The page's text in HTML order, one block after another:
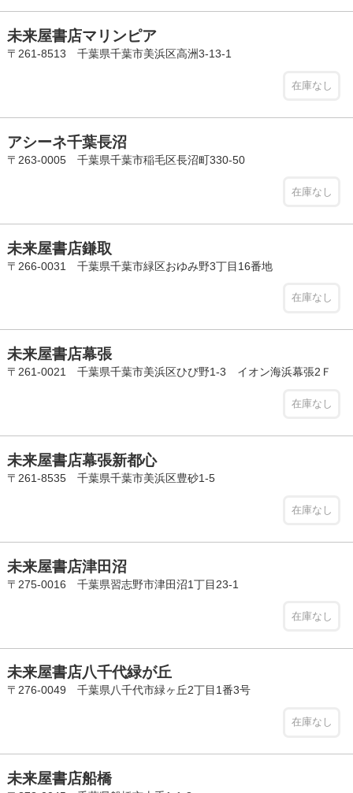
未来屋書店マリンピア
〒261-8513 千葉県千葉市美浜区高洲3-13-1
在庫なし
アシーネ千葉長沼
〒263-0005 千葉県千葉市稲毛区長沼町330-50
在庫なし
未来屋書店鎌取
〒266-0031 千葉県千葉市緑区おゆみ野3丁目16番地
在庫なし
未来屋書店幕張
〒261-0021 千葉県千葉市美浜区ひび野1-3 イオン海浜幕張2Ｆ
在庫なし
未来屋書店幕張新都心
〒261-8535 千葉県千葉市美浜区豊砂1-5
在庫なし
未来屋書店津田沼
〒275-0016 千葉県習志野市津田沼1丁目23-1
在庫なし
未来屋書店八千代緑が丘
〒276-0049 千葉県八千代市緑ヶ丘2丁目1番3号
在庫なし
未来屋書店船橋